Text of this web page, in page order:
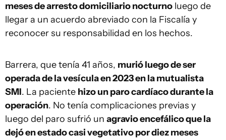
meses de arresto domiciliario nocturno luego de
llegar a un acuerdo abreviado con la Fiscalía y
reconocer su responsabilidad en los hechos.
Barrera, que tenía 41 años, murió luego de ser
operada de la vesícula en 2023 en la mutualista
SMI. La paciente hizo un paro cardíaco durante la
operación. No tenía complicaciones previas y
luego del paro sufrió un agravio encefálico que la
dejó en estado casi vegetativo por diez meses